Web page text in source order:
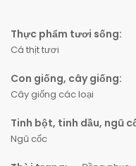
Thực phẩm tươi sống:
Cá thịt tươi
Con giống, cây giống:
Cây giống các loại
Tinh bột, tinh dầu, ngũ
Ngũ cốc